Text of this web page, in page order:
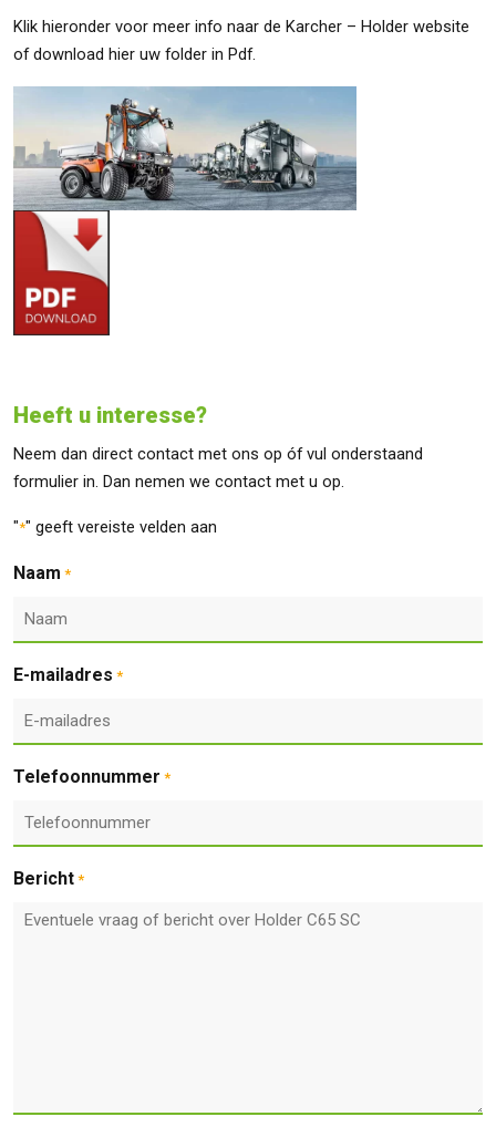
Klik hieronder voor meer info naar de Karcher – Holder website
of download hier uw folder in Pdf.
Heeft u interesse?
Neem dan direct contact met ons op óf vul onderstaand
formulier in. Dan nemen we contact met u op.
"*" geeft vereiste velden aan
Naam *
E-mailadres *
Telefoonnummer *
Bericht *